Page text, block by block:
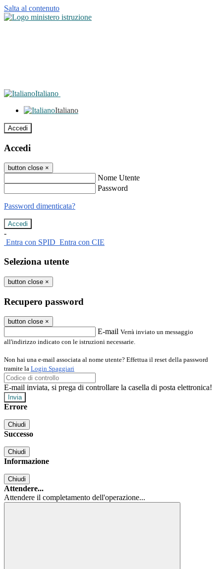
Salta al contenuto
Italiano
Italiano
Accedi
Accedi
button close ×
Nome Utente
Password
Password dimenticata?
-
Entra con SPID Entra con CIE
Seleziona utente
button close ×
Recupero password
button close ×
E-mail Verrà inviato un messaggio
all'indirizzo indicato con le istruzioni necessarie.
Non hai una e-mail associata al nome utente? Effettua il reset della password
tramite la Login Spaggiari
E-mail inviata, si prega di controllare la casella di posta elettronica!
Errore
Chiudi
Successo
Chiudi
Informazione
Chiudi
Attendere...
Attendere il completamento dell'operazione...